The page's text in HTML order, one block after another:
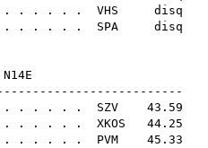
. . . . . . VHS disq
. . . . . SPA disq
N14E
. . . . . SZV 43.59
. . . . . XKOS 44.25
. . . . . PVM 45.33